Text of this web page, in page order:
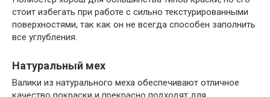
стоит избегать при работе с сильно текстурированными
поверхностями, так как он не всегда способен заполнить
все углубления.
Натуральный мех
Валики из натурального меха обеспечивают отличное